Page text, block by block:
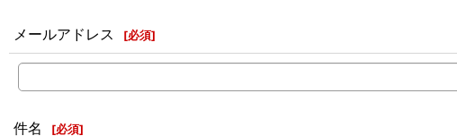
メールアドレス [必須]
件名 [必須]